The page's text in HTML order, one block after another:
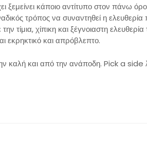
ξεμείνει κάποιο αντίτυπο στον πάνω
τρόπος να συναντηθεί η ελευθερία
τίμια, χίπικη και ξέγνοιαστη ελευθερία
εκρηκτικό και απρόβλεπτο.
καλή και από την ανάποδη. Pick a side